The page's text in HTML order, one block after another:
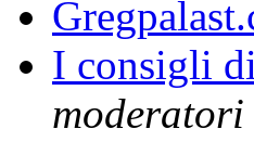
I consigli